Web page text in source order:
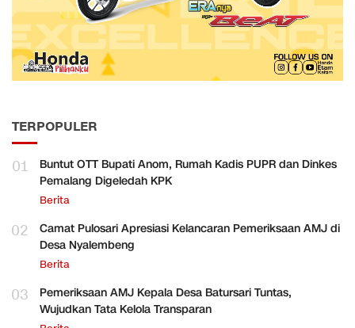
TERPOPULER
01
Buntut OTT Bupati Anom, Rumah Kadis PUPR dan Dinkes
Pemalang Digeledah KPK
Berita
02
Camat Pulosari Apresiasi Kelancaran Pemeriksaan AMJ di
Desa Nyalembeng
Berita
03
Pemeriksaan AMJ Kepala Desa Batursari Tuntas,
Wujudkan Tata Kelola Transparan